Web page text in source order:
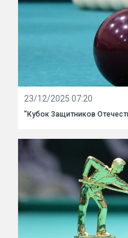
23/12/2025 07:20
"Кубок Защитников